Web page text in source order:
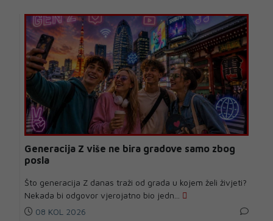
Generacija Z više ne bira gradove samo zbog
posla
Što generacija Z danas traži od grada u kojem želi živjeti?
Nekada bi odgovor vjerojatno bio jedn...
08 KOL 2026